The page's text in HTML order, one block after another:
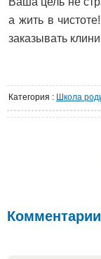
а жить в
заказывать
Категория : Школа